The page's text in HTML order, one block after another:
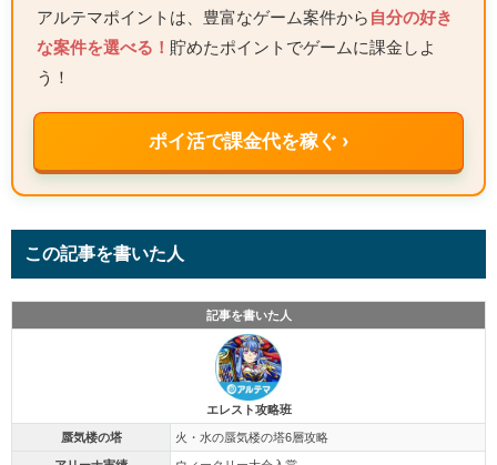
アルテマポイントは、豊富なゲーム案件から 自分の好き
な案件を選べる！ 貯めたポイントでゲームに課金しよ
う！
ポイ活で課金代を稼ぐ ›
この記事を書いた人
記事を書いた人
エレスト攻略班
蜃気楼の塔 火・水の蜃気楼の塔6層攻略